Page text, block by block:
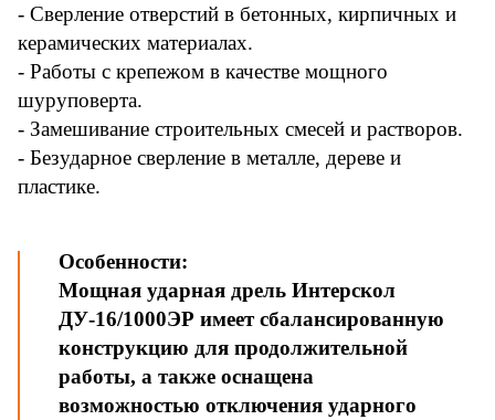
- Сверление отверстий в бетонных, кирпичных и
керамических материалах.
- Работы с крепежом в качестве мощного
шуруповерта.
- Замешивание строительных смесей и растворов.
- Безударное сверление в металле, дереве и
пластике.
Особенности:
Мощная ударная дрель Интерскол
ДУ-16/1000ЭР имеет сбалансированную
конструкцию для продолжительной
работы, а также оснащена
возможностью отключения ударного